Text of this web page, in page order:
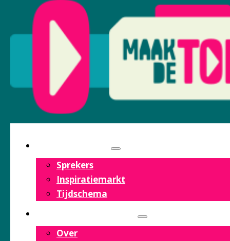
Sprekers
Inspiratiemarkt
Tijdschema
Over